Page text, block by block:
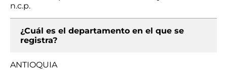
n.c.p.
¿Cuál es el departamento en el que se
registra?
ANTIOQUIA